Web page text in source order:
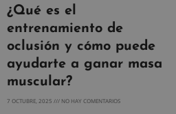
¿Qué es el
entrenamiento de
oclusión y cómo puede
ayudarte a ganar masa
muscular?
7 OCTUBRE, 2025 NO HAY COMENTARIOS